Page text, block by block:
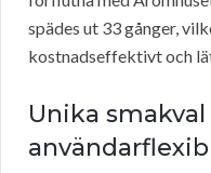
spädes ut 33 gånger,
kostnadseffektivt och
Unika